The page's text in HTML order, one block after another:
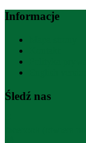
Informacje
Śledź nas